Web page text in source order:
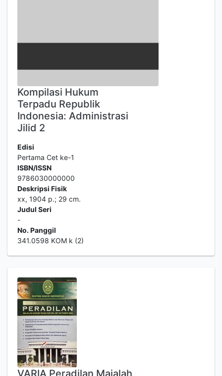
Kompilasi Hukum
Terpadu Republik
Indonesia: Administrasi
Jilid 2
Edisi
Pertama Cet ke-1
ISBN/ISSN
9786030000000
Deskripsi Fisik
xx, 1904 p.; 29 cm.
Judul Seri
-
No. Panggil
341.0598 KOM k (2)
VARIA Peradilan Majalah